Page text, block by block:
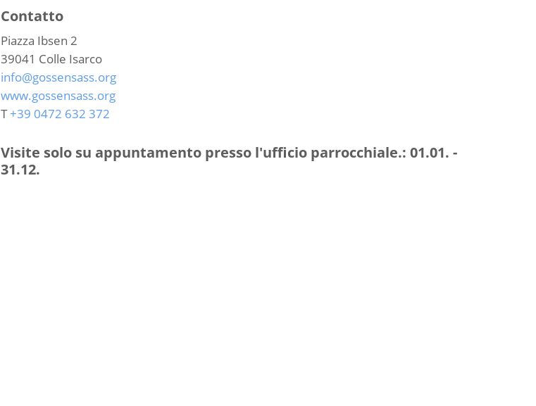
Contatto
Piazza Ibsen 2
39041 Colle Isarco
info@gossensass.org
www.gossensass.org
T+39 0472 632 372
Visite solo su appuntamento presso l'ufficio parrocchiale.: 01.01. -
31.12.